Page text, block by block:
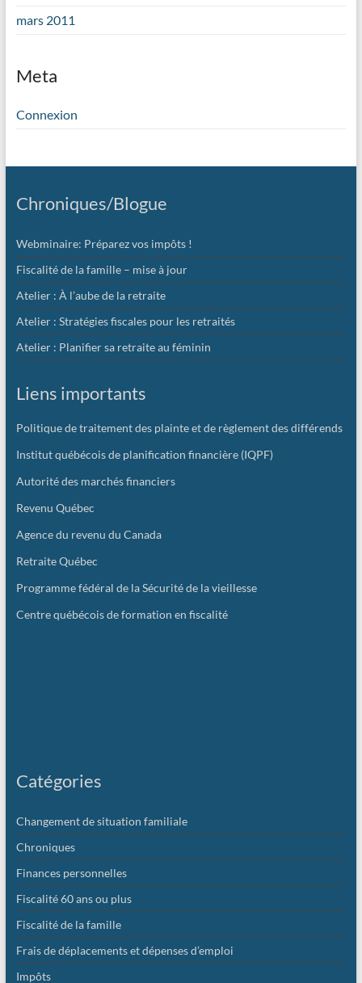
mars 2011
Meta
Connexion
Chroniques/Blogue
Webminaire: Préparez vos impôts !
Fiscalité de la famille – mise à jour
Atelier : À l’aube de la retraite
Atelier : Stratégies fiscales pour les retraités
Atelier : Planifier sa retraite au féminin
Liens importants
Politique de traitement des plainte et de règlement des différends
Institut québécois de planification financière (IQPF)
Autorité des marchés financiers
Revenu Québec
Agence du revenu du Canada
Retraite Québec
Programme fédéral de la Sécurité de la vieillesse
Centre québécois de formation en fiscalité
Catégories
Changement de situation familiale
Chroniques
Finances personnelles
Fiscalité 60 ans ou plus
Fiscalité de la famille
Frais de déplacements et dépenses d’emploi
Impôts